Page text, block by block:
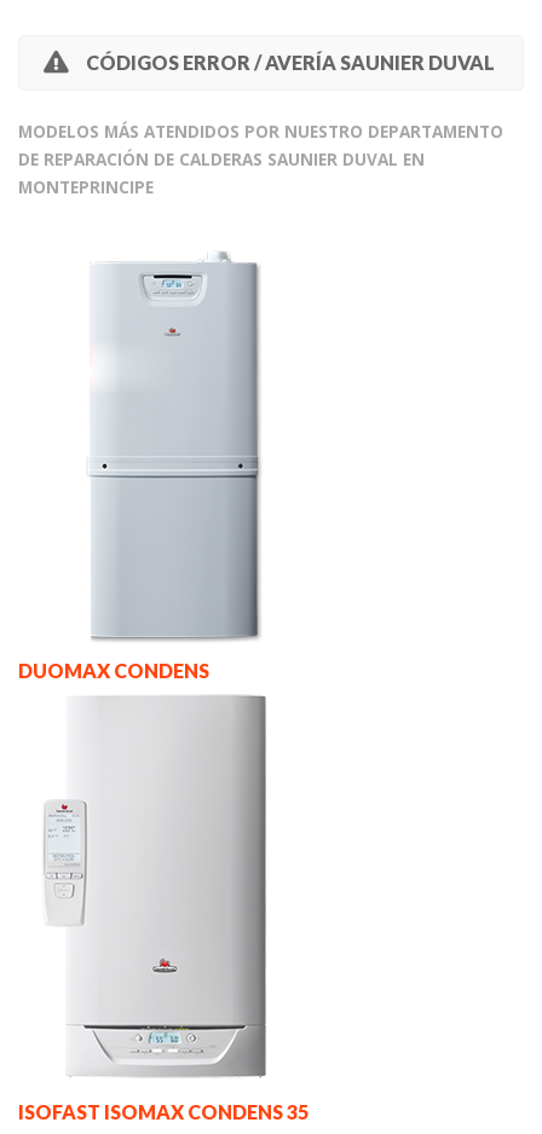
CÓDIGOS ERROR / AVERÍA SAUNIER DUVAL
MODELOS MÁS ATENDIDOS POR NUESTRO DEPARTAMENTO
DE REPARACIÓN DE CALDERAS SAUNIER DUVAL EN
MONTEPRINCIPE
DUOMAX CONDENS
ISOFAST ISOMAX CONDENS 35